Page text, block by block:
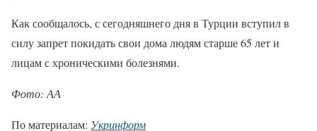
Как сообщалось, с сегодняшнего дня в Турции вступил в
силу запрет покидать свои дома людям старше 65 лет и
лицам с хроническими болезнями.
Фото: АА
По материалам: Укринформ